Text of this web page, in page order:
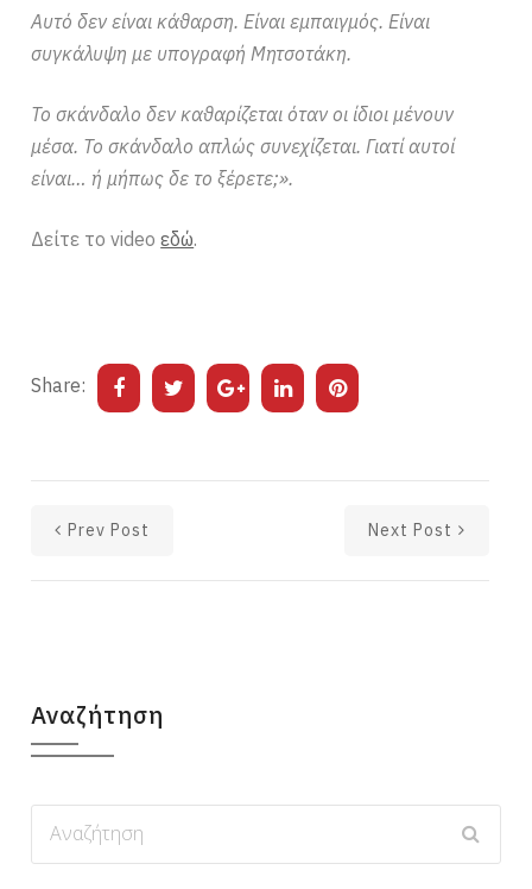
Αυτό δεν είναι κάθαρση. Είναι εμπαιγμός. Είναι
συγκάλυψη με υπογραφή Μητσοτάκη.
Το σκάνδαλο δεν καθαρίζεται όταν οι ίδιοι μένουν
μέσα. Το σκάνδαλο απλώς συνεχίζεται. Γιατί αυτοί
είναι… ή μήπως δε το ξέρετε;».
Δείτε το videoεδώ.
Share:
Prev Post Next Post
Αναζήτηση